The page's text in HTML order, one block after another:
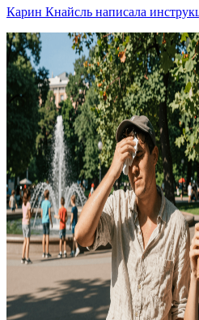
Карин Кнайсль написала